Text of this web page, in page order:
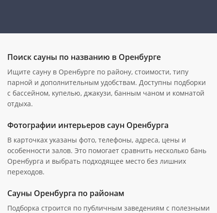
Поиск сауны по названию в Оренбурге
Ищите сауну в Оренбурге по району, стоимости, типу
парной и дополнительным удобствам. Доступны подборки
с бассейном, купелью, джакузи, банным чаном и комнатой
отдыха.
Фотографии интерьеров саун Оренбурга
В карточках указаны фото, телефоны, адреса, цены и
особенности залов. Это помогает сравнить несколько бань
Оренбурга и выбрать подходящее место без лишних
переходов.
Сауны Оренбурга по районам
Подборка строится по публичным заведениям с полезными